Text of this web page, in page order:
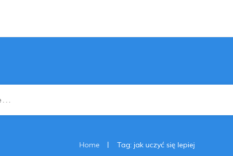
Home | Tag: jak uczyć się lepiej